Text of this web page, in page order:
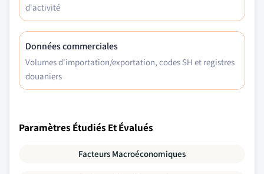
d'activité
Données commerciales
Volumes d'importation/exportation, codes SH et registres
douaniers
Paramètres Étudiés Et Évalués
Facteurs Macroéconomiques